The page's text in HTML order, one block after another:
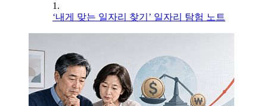
1.
‘내게 맞는 일자리 찾기’ 일자리 탐험 노트